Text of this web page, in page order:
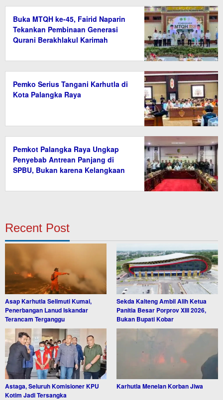
Buka MTQH ke-45, Fairid Naparin
Tekankan Pembinaan Generasi
Qurani Berakhlakul Karimah
Pemko Serius Tangani Karhutla di
Kota Palangka Raya
Pemkot Palangka Raya Ungkap
Penyebab Antrean Panjang di
SPBU, Bukan karena Kelangkaan
Recent Post
Asap Karhutla Selimuti Kumai,
Penerbangan Lanud Iskandar
Terancam Terganggu
Sekda Kalteng Ambil Alih Ketua
Panitia Besar Porprov XIII 2026,
Bukan Bupati Kobar
Astaga, Seluruh Komisioner KPU
Kotim Jadi Tersangka
Karhutla Menelan Korban Jiwa